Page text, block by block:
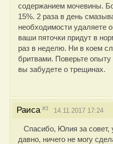
содержанием мочевины.
15%. 2 раза в день
необходимости удаляете
ваши пяточки придут в
раз в неделю. Ни в коем
бритвами. Поверьте
вы забудете о трещинах.
Раиса #3 14.11.2017 17:24
Спасибо, Юлия за совет,
давно, ничего не могу